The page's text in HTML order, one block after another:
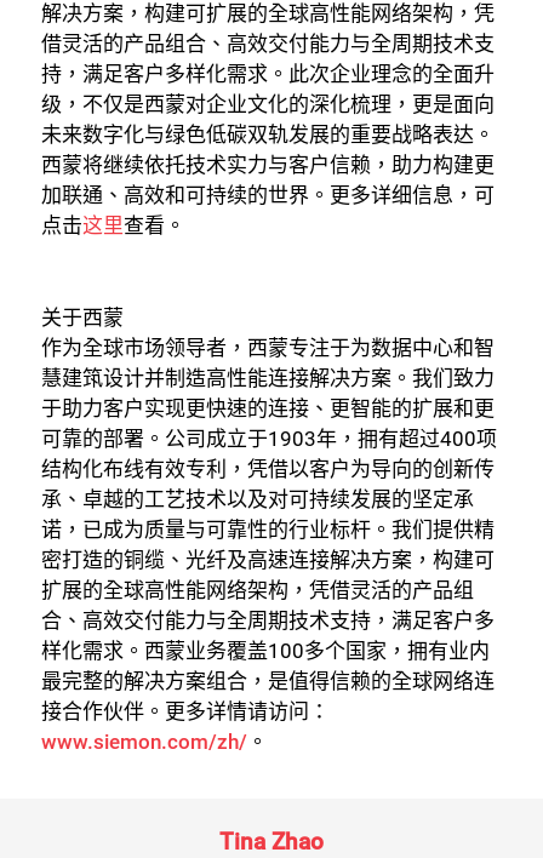
解决方案，构建可扩展的全球高性能网络架构，凭
借​​灵活的产品组合、高效交付能力与全周期技术支
持​​，满足客户多样化需求。此次企业理念的全面升
级，不仅是西蒙对企业文化的深化梳理，更是面向
未来数字化与绿色低碳双轨发展的重要战略表达。
西蒙将继续依托技术实力与客户信赖，助力构建更
加联通、高效和可持续的世界。更多详细信息，可
点击这里查看。
关于西蒙
作为全球市场领导者，西蒙专注于为数据中心和智
慧建筑设计并制造高性能连接解决方案。我们致力
于助力客户实现更快速的连接、更智能的扩展和更
可靠的部署。公司成立于1903年，拥有超过400项
结构化布线有效专利，凭借以客户为导向的创新传
承、卓越的工艺技术以及对可持续发展的坚定承
诺，已成为质量与可靠性的行业标杆。我们提供精
密打造的铜缆、光纤及高速连接解决方案，构建可
扩展的全球高性能网络架构，凭借​​灵活的产品组
合、高效交付能力与全周期技术支持​​，满足客户多
样化需求。西蒙业务覆盖100多个国家，拥有业内
最完整的解决方案组合，是值得信赖的全球网络连
接合作伙伴。更多详情请访问：
www.siemon.com/zh/ 。
Tina Zhao